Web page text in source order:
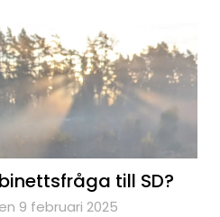
till SD?
9 februari 2025